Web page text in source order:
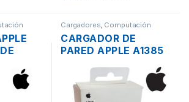
5.2V
Cargadores, Computación
CARGADOR DE
PARED APPLE A1385
5W ORIGINAL